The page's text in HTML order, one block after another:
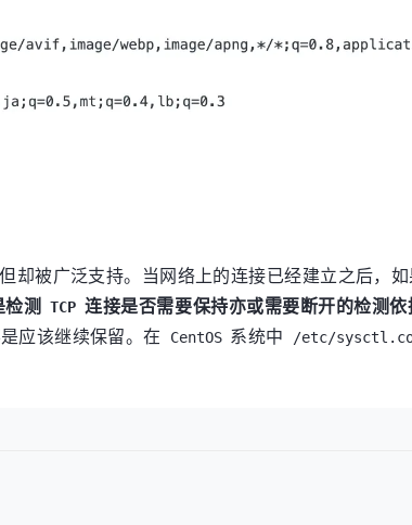
却被广泛支持。当网络上的连接已经建立之后，
检测 TCP 连接是否需要保持亦或需要断开的检测依
应该继续保留。在
CentOS 系统中 /etc/